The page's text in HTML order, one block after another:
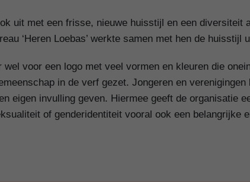
uit met een frisse, nieuwe huisstijl en een diversiteit
‘Heren Loebas’ werkte samen met hen de huisstijl
voor een logo met veel vormen en kleuren die
in de verf gezet. Jongeren en
eigen invulling geven. Hiermee geeft de organisatie
of genderidentiteit vooral ook een belangrijke